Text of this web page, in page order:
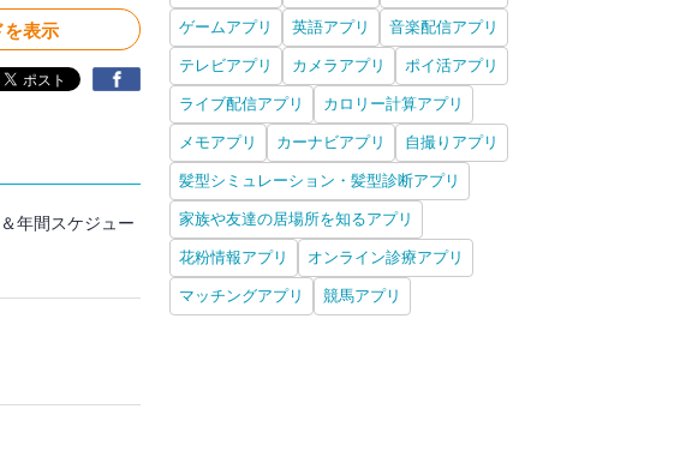
を表示
年間スケジュー
ゲームアプリ 英語アプリ 音楽配信アプリ
テレビアプリ カメラアプリ ポイ活アプリ
ライブ配信アプリ カロリー計算アプリ
メモアプリ カーナビアプリ 自撮りアプリ
髪型シミュレーション・髪型診断アプリ
家族や友達の居場所を知るアプリ
花粉情報アプリ オンライン診療アプリ
マッチングアプリ 競馬アプリ